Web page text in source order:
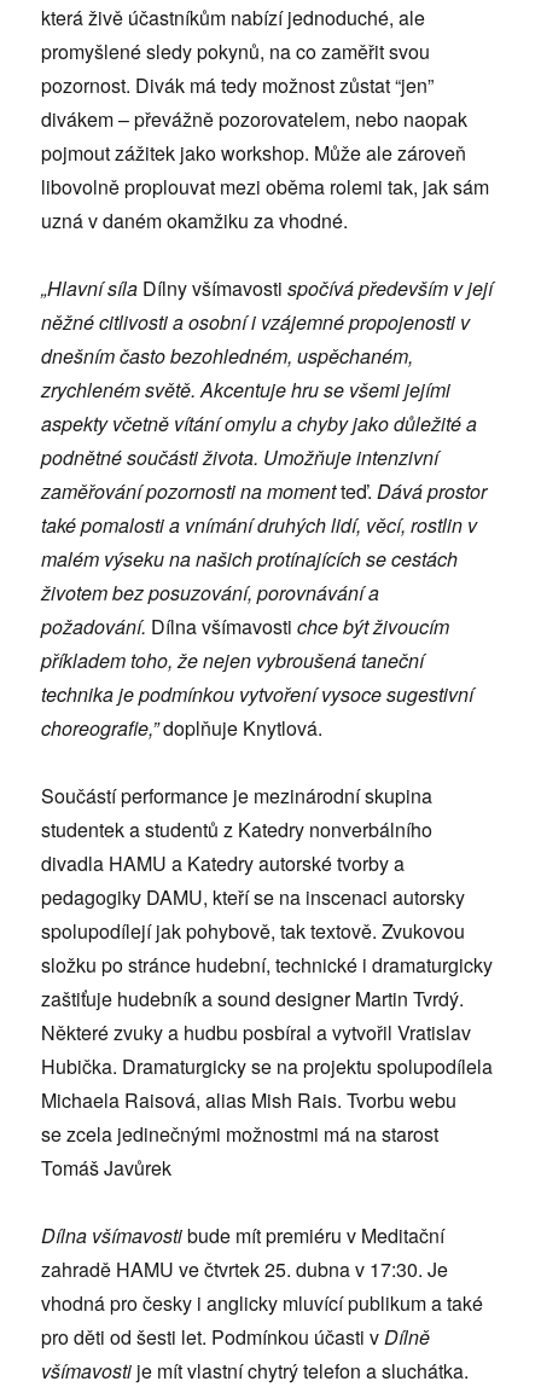
která živě účastníkům nabízí jednoduché, ale
promyšlené sledy pokynů, na co zaměřit svou
pozornost. Divák má tedy možnost zůstat “jen”
divákem – převážně pozorovatelem, nebo naopak
pojmout zážitek jako workshop. Může ale zároveň
libovolně proplouvat mezi oběma rolemi tak, jak sám
uzná v daném okamžiku za vhodné.
„Hlavní síla Dílny všímavosti spočívá především v její
něžné citlivosti a osobní i vzájemné propojenosti v
dnešním často bezohledném, uspěchaném,
zrychleném světě. Akcentuje hru se všemi jejími
aspekty včetně vítání omylu a chyby jako důležité a
podnětné součásti života. Umožňuje intenzivní
zaměřování pozornosti na momentteď.Dává prostor
také pomalosti a vnímání druhých lidí, věcí, rostlin v
malém výseku na našich protínajících se cestách
životem bez posuzování, porovnávání a
požadování. Dílna všímavosti chce být živoucím
příkladem toho, že nejen vybroušená taneční
technika je podmínkou vytvoření vysoce sugestivní
choreografie,”doplňuje Knytlová.
Součástí performance je mezinárodní skupina
studentek a studentů z Katedry nonverbálního
divadla HAMU a Katedry autorské tvorby a
pedagogiky DAMU, kteří se na inscenaci autorsky
spolupodílejí jak pohybově, tak textově. Zvukovou
složku po stránce hudební, technické i dramaturgicky
zaštiťuje hudebník a sound designer Martin Tvrdý.
Některé zvuky a hudbu posbíral a vytvořil Vratislav
Hubička. Dramaturgicky se na projektu spolupodílela
Michaela Raisová, alias Mish Rais. Tvorbu webu
se zcela jedinečnými možnostmi má na starost
Tomáš Javůrek
Dílna všímavostibude mít premiéru v Meditační
zahradě HAMU ve čtvrtek 25. dubna v 17:30. Je
vhodná pro česky i anglicky mluvící publikum a také
pro děti od šesti let. Podmínkou účasti vDílně
všímavosti je mít vlastní chytrý telefon a sluchátka.